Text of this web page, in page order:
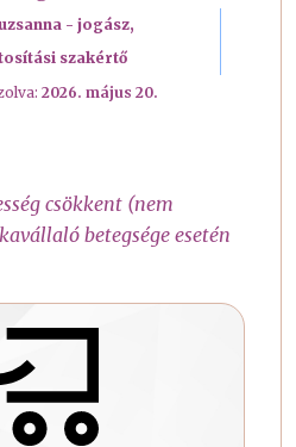
- jogász,
szakértő
2026. május 20.
csökkent (nem
betegsége esetén